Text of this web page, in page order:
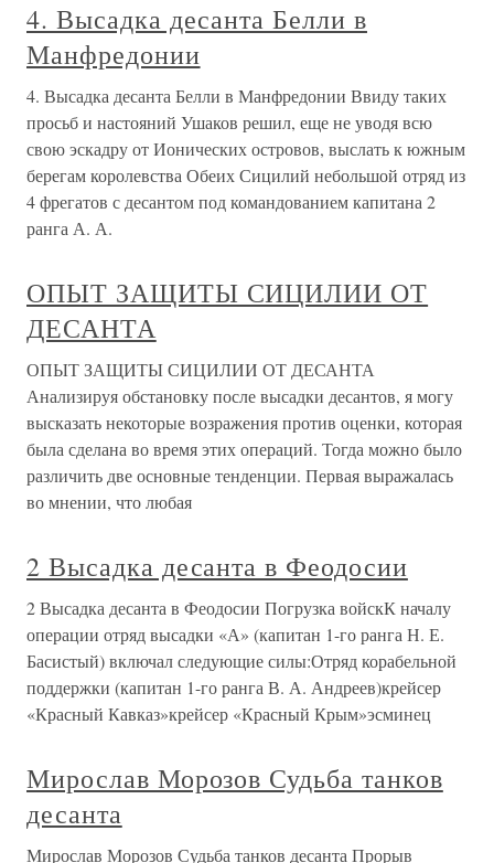
4. Высадка десанта Белли в
Манфредонии
4. Высадка десанта Белли в Манфредонии Ввиду таких
просьб и настояний Ушаков решил, еще не уводя всю
свою эскадру от Ионических островов, выслать к южным
берегам королевства Обеих Сицилий небольшой отряд из
4 фрегатов с десантом под командованием капитана 2
ранга А. А.
ОПЫТ ЗАЩИТЫ СИЦИЛИИ ОТ
ДЕСАНТА
ОПЫТ ЗАЩИТЫ СИЦИЛИИ ОТ ДЕСАНТА
Анализируя обстановку после высадки десантов, я могу
высказать некоторые возражения против оценки, которая
была сделана во время этих операций. Тогда можно было
различить две основные тенденции. Первая выражалась
во мнении, что любая
2 Высадка десанта в Феодосии
2 Высадка десанта в Феодосии Погрузка войскК началу
операции отряд высадки «А» (капитан 1-го ранга Н. Е.
Басистый) включал следующие силы:Отряд корабельной
поддержки (капитан 1-го ранга В. А. Андреев)крейсер
«Красный Кавказ»крейсер «Красный Крым»эсминец
Мирослав Морозов Судьба танков
десанта
Мирослав Морозов Судьба танков десанта Прорыв